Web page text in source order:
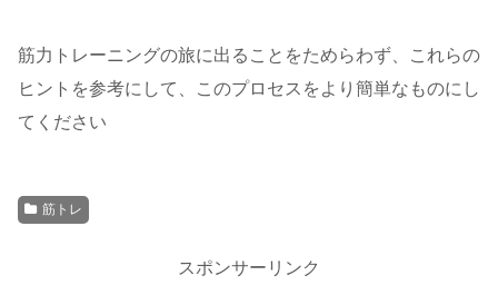
筋力トレーニングの旅に出ることをためらわず、これらの
ヒントを参考にして、このプロセスをより簡単なものにし
てください
筋トレ
スポンサーリンク